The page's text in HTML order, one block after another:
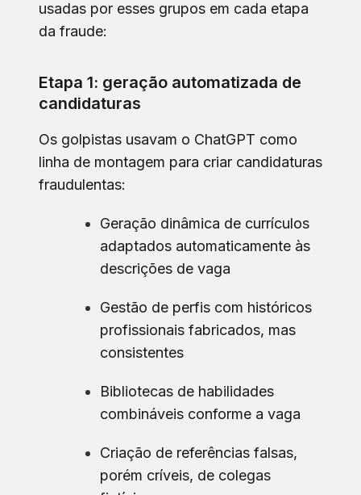
usadas por esses grupos em cada etapa
da fraude:
Etapa 1: geração automatizada de
candidaturas
Os golpistas usavam o ChatGPT como
linha de montagem para criar candidaturas
fraudulentas:
Geração dinâmica de currículos
adaptados automaticamente às
descrições de vaga
Gestão de perfis com históricos
profissionais fabricados, mas
consistentes
Bibliotecas de habilidades
combináveis conforme a vaga
Criação de referências falsas,
porém críveis, de colegas